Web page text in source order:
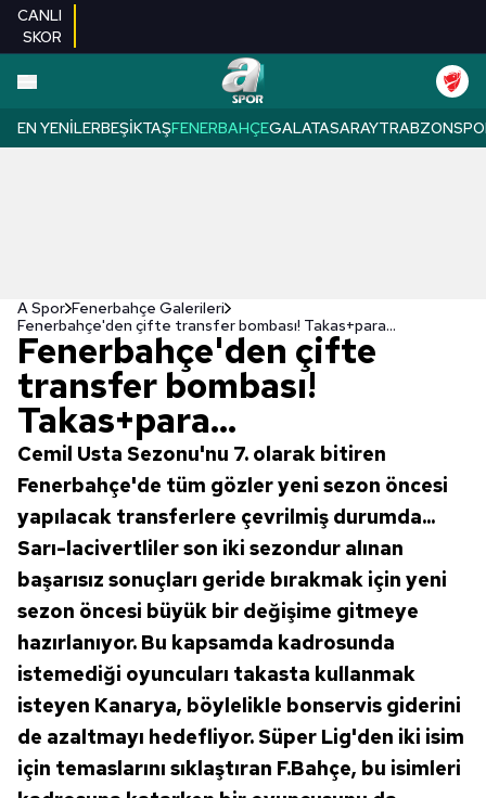
CANLI
SKOR
EN YENILERBEŞIKTAŞFENERBAHÇEGALATASARAY
A Spor Fenerbahçe Galerileri
Fenerbahçe'den çifte transfer bombası! Takas+para...
Fenerbahçe'den çifte
transfer bombası!
Takas+para...
Cemil Usta Sezonu'nu 7. olarak bitiren
Fenerbahçe'de tüm gözler yeni sezon öncesi
yapılacak transferlere çevrilmiş durumda...
Sarı-lacivertliler son iki sezondur alınan
başarısız sonuçları geride bırakmak için yeni
sezon öncesi büyük bir değişime gitmeye
hazırlanıyor. Bu kapsamda kadrosunda
istemediği oyuncuları takasta kullanmak
isteyen Kanarya, böylelikle bonservis giderini
de azaltmayı hedefliyor. Süper Lig'den iki isim
için temaslarını sıklaştıran F.Bahçe, bu isimleri